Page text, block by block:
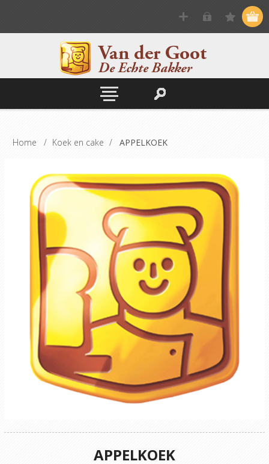
Home / Koek en cake / APPELKOEK
APPELKOEK